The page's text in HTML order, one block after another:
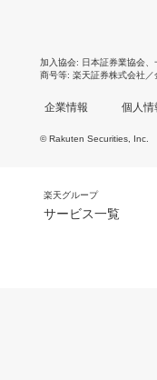
加入協会 日本証券業協会
商号等 楽天証券株式会社
企業情報 個人情
© Rakuten Securities, Inc.
楽天グループ
サービス一覧